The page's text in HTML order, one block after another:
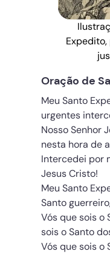
Oração de
Meu Santo
urgentes
Nosso Senhor
nesta hora de
Intercedei por
Jesus Cristo!
Meu Santo
Santo
Vós que sois o
sois o Santo
Vós que sois o